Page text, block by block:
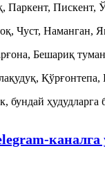
Паркент,
Чуст, Наманган,
Бешариқ
бундай
каналга